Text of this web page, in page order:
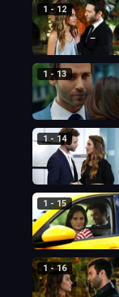
1 - 12
1 - 13
1 - 14
1 - 15
1 - 16